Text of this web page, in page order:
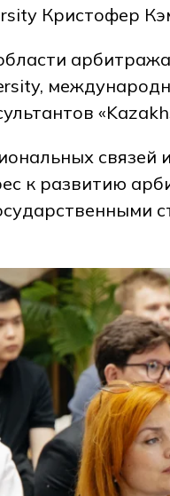
Кристофер
связей
к развитию